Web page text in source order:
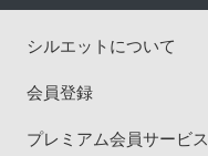
シルエットについて
会員登録
プレミアム会員サービス